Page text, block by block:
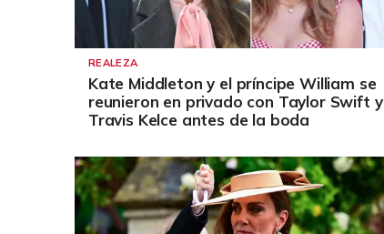
REALEZA
Kate Middleton y el príncipe William se
reunieron en privado con Taylor Swift y
Travis Kelce antes de la boda